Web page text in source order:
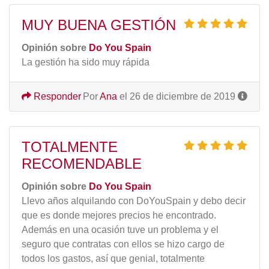
MUY BUENA GESTIÓN
Opinión sobre Do You Spain
La gestión ha sido muy rápida
PorAna el 26 de diciembre de 2019
Responder
TOTALMENTE
RECOMENDABLE
Opinión sobre Do You Spain
Llevo años alquilando con DoYouSpain y debo decir
que es donde mejores precios he encontrado.
Además en una ocasión tuve un problema y el
seguro que contratas con ellos se hizo cargo de
todos los gastos, así que genial, totalmente